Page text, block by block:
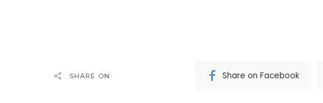
SHARE ON Share on Facebook